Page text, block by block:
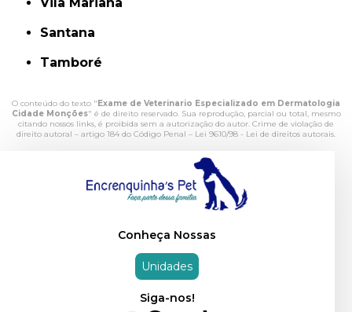
Santana
Tamboré
O conteúdo do texto "Exame de Veterinario Especializado em Dermatologia
Cidade Monções" é de direito reservado. Sua reprodução, parcial ou total, mesmo
citando nossos links, é proibida sem a autorização do autor. Crime de violação de
direito autoral – artigo 184 do Código Penal – Lei 9610/98 - Lei de direitos autorais.
Conheça Nossas
Unidades
Siga-nos!